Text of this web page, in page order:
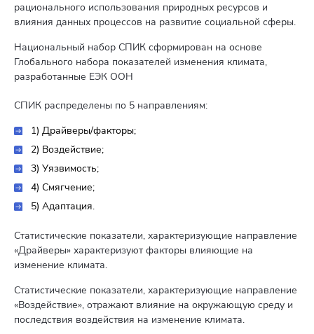
рационального использования природных ресурсов и
влияния данных процессов на развитие социальной сферы.
Национальный набор СПИК сформирован на основе
Глобального набора показателей изменения климата,
разработанные ЕЭК ООН
СПИК распределены по 5 направлениям:
1) Драйверы/факторы;
2) Воздействие;
3) Уязвимость;
4) Смягчение;
5) Адаптация.
Статистические показатели, характеризующие направление
«Драйверы» характеризуют факторы влияющие на
изменение климата.
Статистические показатели, характеризующие направление
«Воздействие», отражают влияние на окружающую среду и
последствия воздействия на изменение климата.